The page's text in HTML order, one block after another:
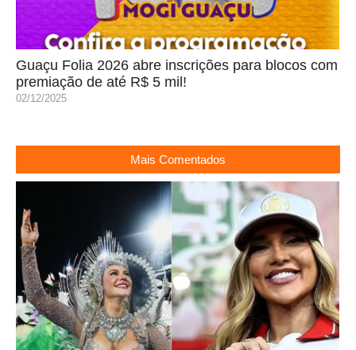
Guaçu Folia 2026 abre inscrições para blocos com
premiação de até R$ 5 mil!
02/12/2025
Mais Comentados